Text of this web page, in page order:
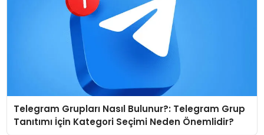
Telegram Grupları Nasıl Bulunur?: Telegram Grup
Tanıtımı İçin Kategori Seçimi Neden Önemlidir?